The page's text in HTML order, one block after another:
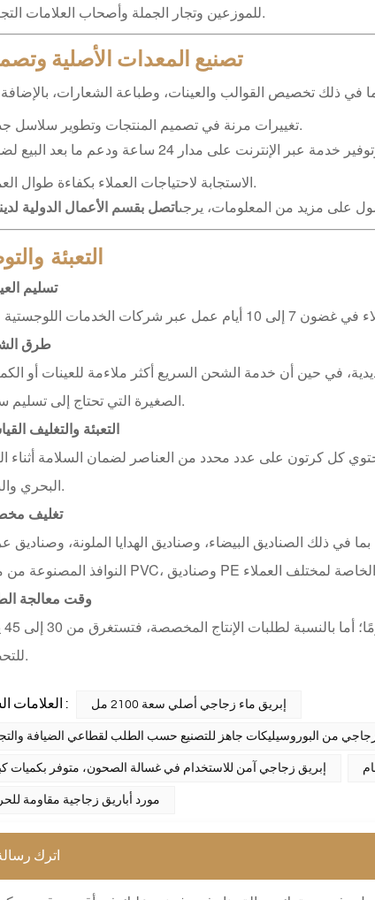
للموزعين وتجار الجملة وأصحاب العلامات التجارية.
تصنيع المعدات الأصلية
في ذلك تخصيص القوالب والعينات، وطباعة الشعارات،
تغييرات مرنة في تصميم المنتجات وتطوير سلاسل جديدة.
تقديم معلومات مفصلة من التصميم إلى الإنتاج، وتوفير خدمة عبر الإنترنت على مدار 24 ساعة ودعم ما
على مزيد من المعلومات، يرجىاتصل بقسم الأعمال الدولية
التعبئة
تسليم
طرق
في حين أن خدمة الشحن السريع أكثر ملاءمة للعينات أو
الصغيرة التي تحتاج إلى تسليم سريع.
التعبئة والتغليف
كل كرتون على عدد محدد من العناصر لضمان السلامة أثناء
البحري والبري.
تغليف
في ذلك الصناديق البيضاء، وصناديق الهدايا الملونة،
وقت معالجة
للتحضير.
العلامات الساخنة : إبريق ماء زجاجي أصلي سعة 2100 مل
زجاجي من البوروسيليكات جاهز للتصنيع حسب الطلب لقطاعي الضيافة
إبريق زجاجي آمن للاستخدام في غسالة الصحون، متوفر بكميات
مورد أباريق زجاجية مقاومة
اترك